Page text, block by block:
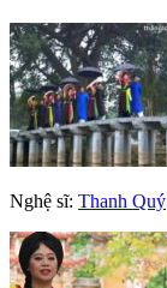
Nghệ sĩ: Thanh Quý